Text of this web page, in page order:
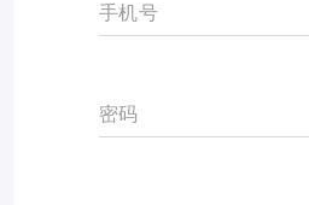
手机号
密码